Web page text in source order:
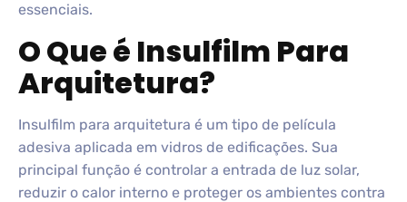
essenciais.
O Que é Insulfilm Para
Arquitetura?
Insulfilm para arquitetura é um tipo de película
adesiva aplicada em vidros de edificações. Sua
principal função é controlar a entrada de luz solar,
reduzir o calor interno e proteger os ambientes contra